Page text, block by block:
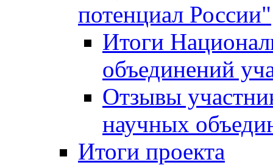
потенциал России"
Итоги
объединений
Отзывы
научных
Итоги проекта